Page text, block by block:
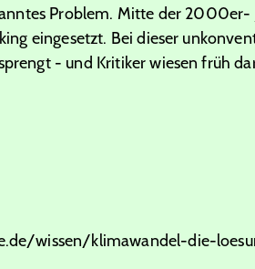
Problem. Mitte der
eingesetzt. Bei dieser
- und Kritiker wiesen früh
wissen/klimawandel-die-